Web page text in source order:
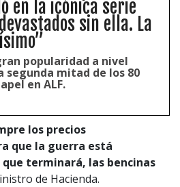
en la icónica serie
sin ella. La
popularidad a nivel
segunda mitad de los 80
en ALF.
los precios
que la guerra está
terminará, las bencinas
de Hacienda.